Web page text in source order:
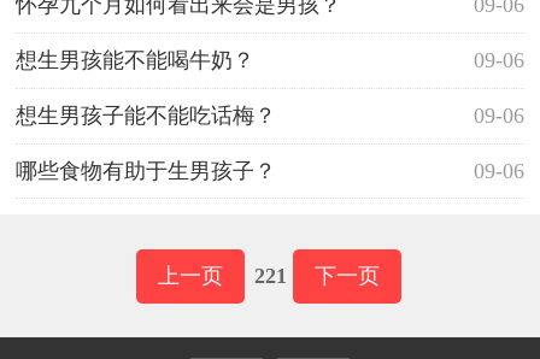
09-06
怀孕九个月如何看出来会是男孩？
09-06
想生男孩能不能喝牛奶？
09-06
想生男孩子能不能吃话梅？
09-06
哪些食物有助于生男孩子？
上一页 221 下一页